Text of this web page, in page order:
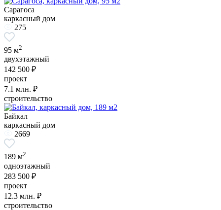
Сарагоса
каркасный дом
275
95 м2
двухэтажный
142 500 ₽
проект
7.1 млн. ₽
строительство
Байкал
каркасный дом
2669
189 м2
одноэтажный
283 500 ₽
проект
12.3 млн. ₽
строительство